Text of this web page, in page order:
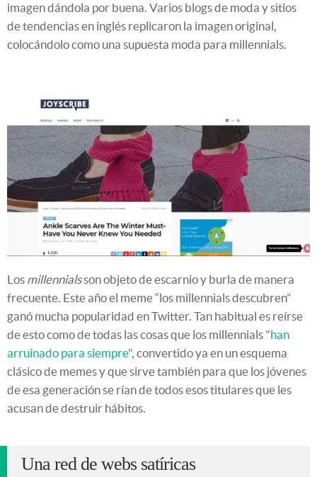
imagen dándola por buena. Varios blogs de moda y sitios
de tendencias en inglés replicaron la imagen original,
colocándolo como una supuesta moda para millennials.
Los millennialsson objeto de escarnio y burla de manera
frecuente. Este año el meme “los millennials descubren”
ganó mucha popularidad en Twitter. Tan habitual es reírse
de esto como de todas las cosas que los millennials "han
arruinado para siempre", convertido ya en un esquema
clásico de memes y que sirve también para que los jóvenes
de esa generación se rían de todos esos titulares que les
acusan de destruir hábitos.
Una red de webs satíricas